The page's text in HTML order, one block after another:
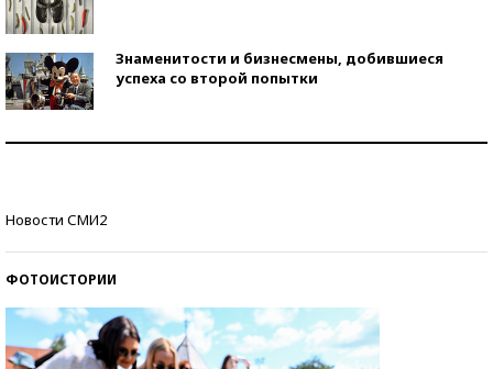
Знаменитости и бизнесмены, добившиеся
успеха со второй попытки
Новости СМИ2
ФОТОИСТОРИИ